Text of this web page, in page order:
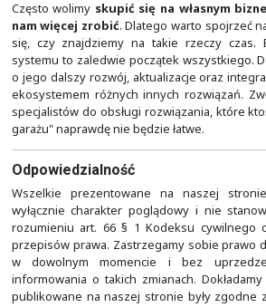
W niektórych miejscach można
tym, co jest unikalne w
czymś kluczowym dla
czy organizacji, jak choćby
nieszyfrowanym i
spadku wydajności.
My polecamy skorzystanie z
Cisco DNA (Digital Network
dobre narzędzia do
definiujemy wymagania
kontraktowi nie mają mieć
wewnętrznych serwerów z
związaną z realizacją tego co